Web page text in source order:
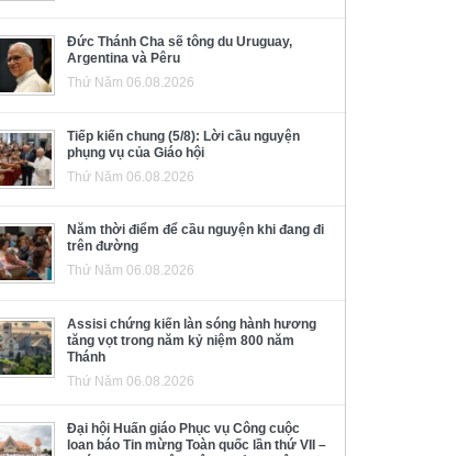
Đức Thánh Cha sẽ tông du Uruguay,
Argentina và Pêru
Thứ Năm 06.08.2026
Tiếp kiến chung (5/8): Lời cầu nguyện
phụng vụ của Giáo hội
Thứ Năm 06.08.2026
Năm thời điểm để cầu nguyện khi đang đi
trên đường
Thứ Năm 06.08.2026
Assisi chứng kiến làn sóng hành hương
tăng vọt trong năm kỷ niệm 800 năm
Thánh
Thứ Năm 06.08.2026
Đại hội Huấn giáo Phục vụ Công cuộc
loan báo Tin mừng Toàn quốc lần thứ VII –